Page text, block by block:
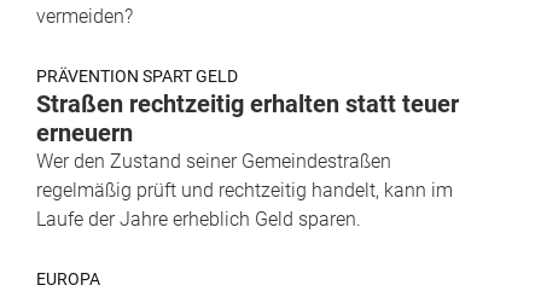
vermeiden?
PRÄVENTION SPART GELD
Straßen rechtzeitig erhalten statt teuer
erneuern
Wer den Zustand seiner Gemeindestraßen
regelmäßig prüft und rechtzeitig handelt, kann im
Laufe der Jahre erheblich Geld sparen.
EUROPA